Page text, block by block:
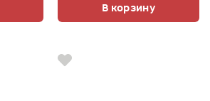
В корзину